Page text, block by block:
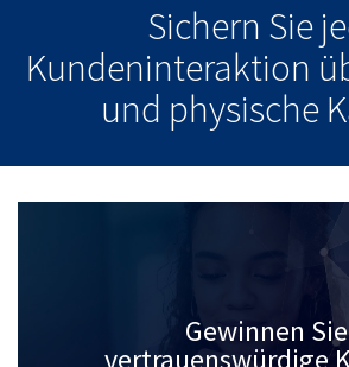
Sichern Sie
Kundeninteraktion
und physische
Gewinnen Sie
vertrauenswürdige